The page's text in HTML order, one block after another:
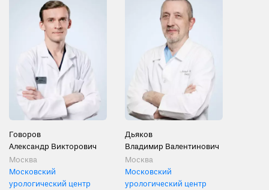
Говоров
Александр Викторович
Москва
Московский
урологический центр
Дьяков
Владимир Валентинович
Москва
Московский
урологический центр